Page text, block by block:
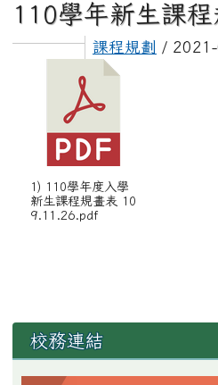
110學年新生課程
課程規劃 /
1) 110學年度入學
新生課程規畫表 10
9.11.26.pdf
左邊區域內容
校務連結